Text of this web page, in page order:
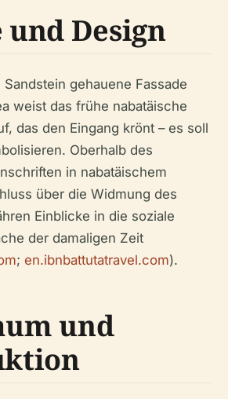
und Design
gehauene Fassade
weist das frühe nabatäische
das den Eingang krönt – es soll
Oberhalb des
in nabatäischem
über die Widmung des
Einblicke in die soziale
der damaligen Zeit
; en.ibnbattutatravel.com).
und